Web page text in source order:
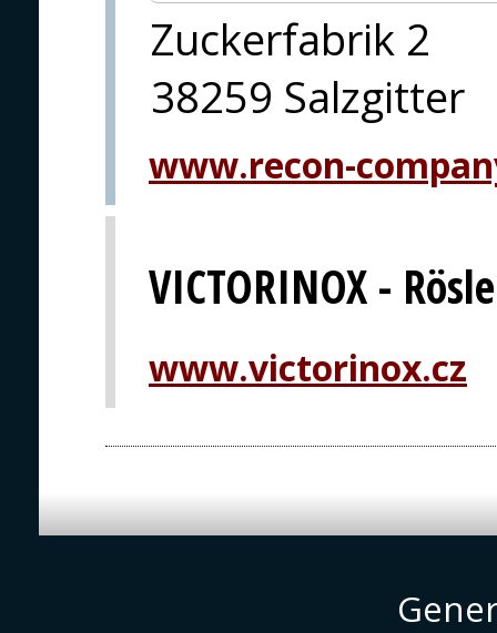
Zuckerfabrik 2
38259 Salzgitter
www.recon-
VICTORINOX -
www.victorinox.cz